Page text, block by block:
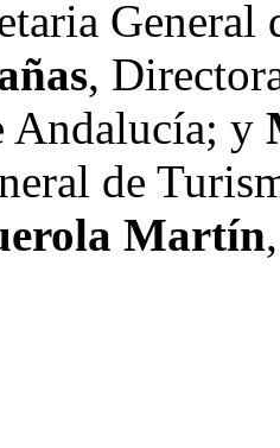
,
Andalucía; y
de
Martín